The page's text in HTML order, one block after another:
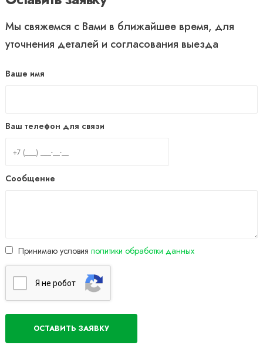
Мы свяжемся с Вами в ближайшее время, для
уточнения деталей и согласования выезда
Ваше имя
Ваш телефон для связи
Сообщение
Принимаю условия политики обработки данных
Я нe poбoт